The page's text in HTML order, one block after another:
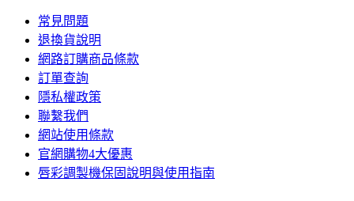
常見問題
退換貨說明
網路訂購商品條款
訂單查詢
隱私權政策
聯繫我們
網站使用條款
官網購物4大優惠
唇彩調製機保固說明與使用指南